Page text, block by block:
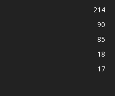
214
90
85
18
17